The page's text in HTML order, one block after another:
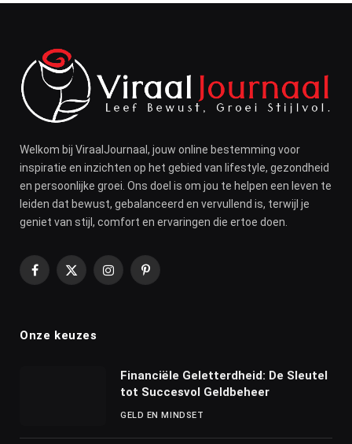
Welkom bij ViraalJournaal, jouw online bestemming voor
inspiratie en inzichten op het gebied van lifestyle, gezondheid
en persoonlijke groei. Ons doel is om jou te helpen een leven te
leiden dat bewust, gebalanceerd en vervullend is, terwijl je
geniet van stijl, comfort en ervaringen die ertoe doen.
Facebook
X
InstagramPinterest
Onze keuzes
Financiële Geletterdheid: De Sleutel
tot Succesvol Geldbeheer
GELD EN MINDSET